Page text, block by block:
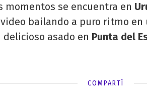
momentos se encuentra en
bailando a puro ritmo en
asado en Punta del
COMPARTÍ